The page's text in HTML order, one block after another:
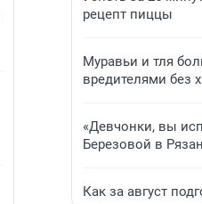
рецепт пиццы
Муравьи и тля
вредителями без
«Девчонки, вы
Березовой в
Как за август